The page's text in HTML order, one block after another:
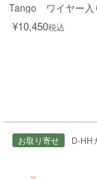
Tango ワイヤー入
¥10,450税込
お取り寄せ D-HH